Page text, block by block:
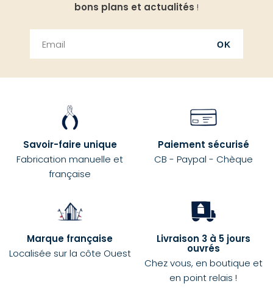
bons plans et actualités !
OK
Savoir-faire unique
Fabrication manuelle et
française
Paiement sécurisé
CB - Paypal - Chèque
Marque française
Localisée sur la côte Ouest
Livraison 3 à 5 jours
ouvrés
Chez vous, en boutique et
en point relais !